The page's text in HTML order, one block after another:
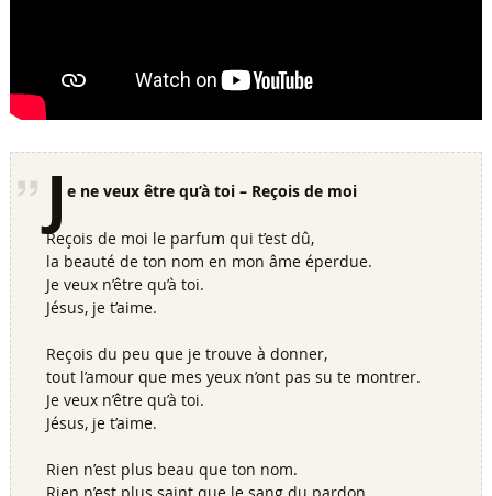
J e ne veux être qu’à toi – Reçois de moi
Reçois de moi le parfum qui t’est dû,
la beauté de ton nom en mon âme éperdue.
Je veux n’être qu’à toi.
Jésus, je t’aime.
Reçois du peu que je trouve à donner,
tout l’amour que mes yeux n’ont pas su te montrer.
Je veux n’être qu’à toi.
Jésus, je t’aime.
Rien n’est plus beau que ton nom.